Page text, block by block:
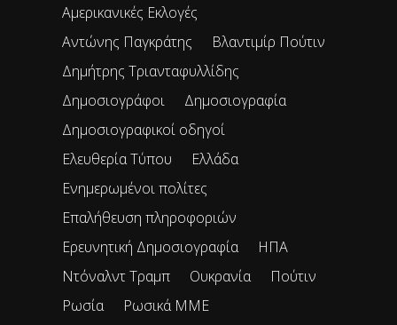
Αμερικανικές Εκλογές
Αντώνης Παγκράτης
Βλαντιμίρ Πούτιν
Δημήτρης Τριανταφυλλίδης
Δημοσιογράφοι
Δημοσιογραφία
Δημοσιογραφικοί οδηγοί
Ελευθερία Τύπου
Ελλάδα
Ενημερωμένοι πολίτες
Επαλήθευση πληροφοριών
Ερευνητική Δημοσιογραφία
ΗΠΑ
Ντόναλντ Τραμπ
Ουκρανία
Πούτιν
Ρωσία
Ρωσικά ΜΜΕ